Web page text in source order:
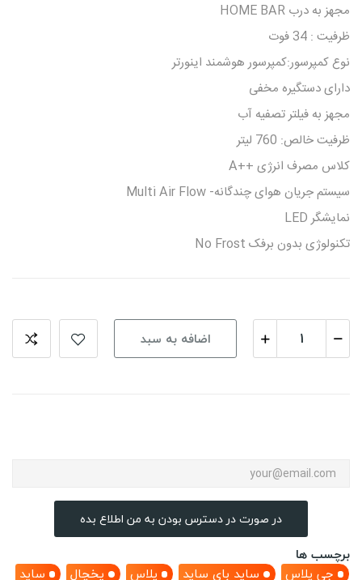
مجهز به درب HOME BAR
ظرفیت : 34 فوت
نوع کمپرسور:کمپرسور هوشمند اینورتر
دارای دستگیره مخفی
مجهز به فیلتر تصفیه آب
ظرفیت خالص: 760 لیتر
کلاس مصرف انرژی ++A
سیستم جریان هوای چندگانه- Multi Air Flow
نمایشگر LED
تکنولوژی بدون برفک No Frost
اضافه به سبد
در صورت در دسترس بودن به من اطلاع بده
برچسب ها
جی پلاس
ساید بای ساید پلاس یخچال
ساید